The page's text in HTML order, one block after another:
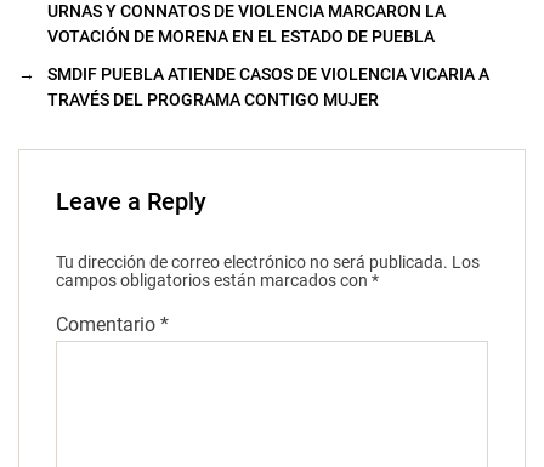
URNAS Y CONNATOS DE VIOLENCIA MARCARON LA
VOTACIÓN DE MORENA EN EL ESTADO DE PUEBLA
→
SMDIF PUEBLA ATIENDE CASOS DE VIOLENCIA VICARIA A
TRAVÉS DEL PROGRAMA CONTIGO MUJER
Leave a Reply
Tu dirección de correo electrónico no será publicada. Los
campos obligatorios están marcados con *
Comentario *